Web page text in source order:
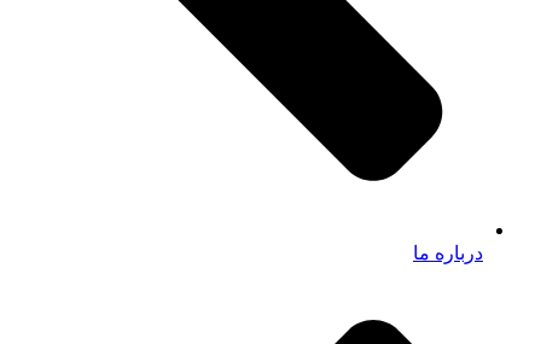
درباره ما